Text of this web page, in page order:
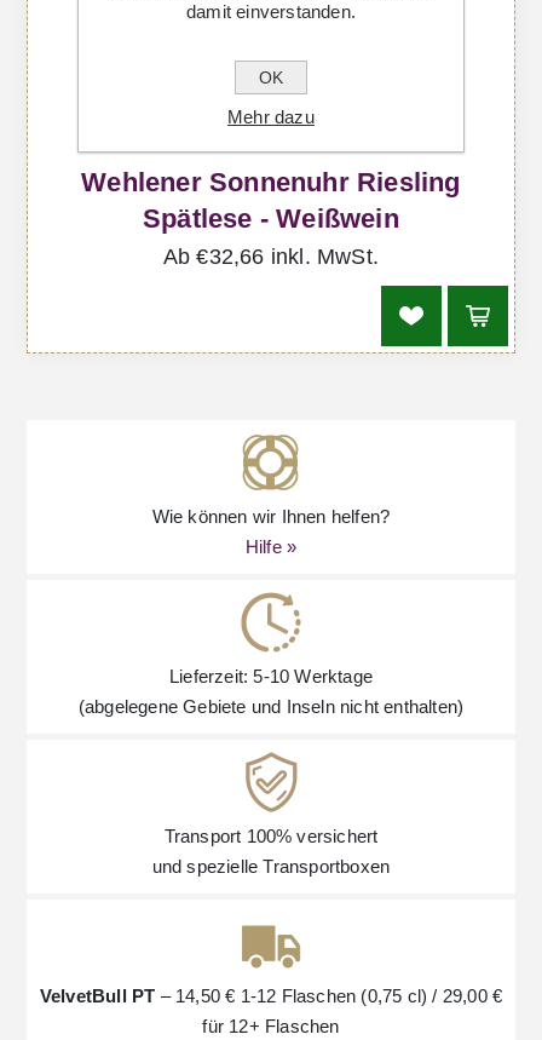
Wehlener Sonnenuhr Riesling
Spätlese - Weißwein
Ab €32,66 inkl. MwSt.
Wie können wir Ihnen helfen?
Hilfe »
Lieferzeit: 5-10 Werktage
(abgelegene Gebiete und Inseln nicht enthalten)
Transport 100% versichert
und spezielle Transportboxen
VelvetBull PT – 14,50 € 1-12 Flaschen (0,75 cl) / 29,00 €
für 12+ Flaschen
damit einverstanden.
OK
Mehr dazu